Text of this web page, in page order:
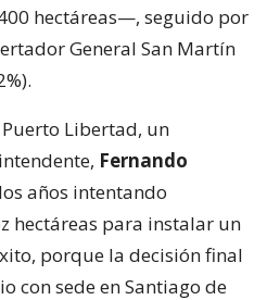
hectáreas—, seguido por
General San Martín
Libertad, un
Fernando
años intentando
hectáreas para instalar un
porque la decisión final
con sede en Santiago de